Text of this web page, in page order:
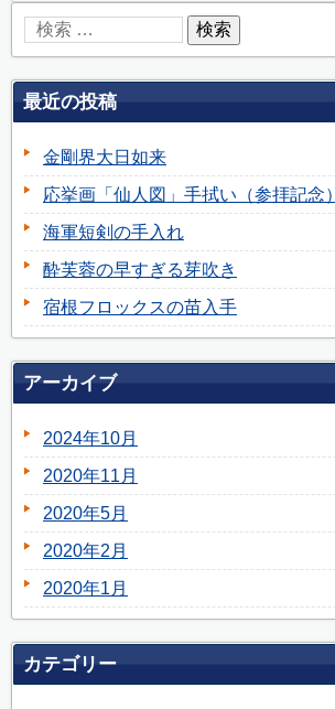
最近の投稿
金剛界大日如来
応挙画「仙人図」手拭い（参拝記念）
海軍短剣の手入れ
酔芙蓉の早すぎる芽吹き
宿根フロックスの苗入手
アーカイブ
2024年10月
2020年11月
2020年5月
2020年2月
2020年1月
カテゴリー